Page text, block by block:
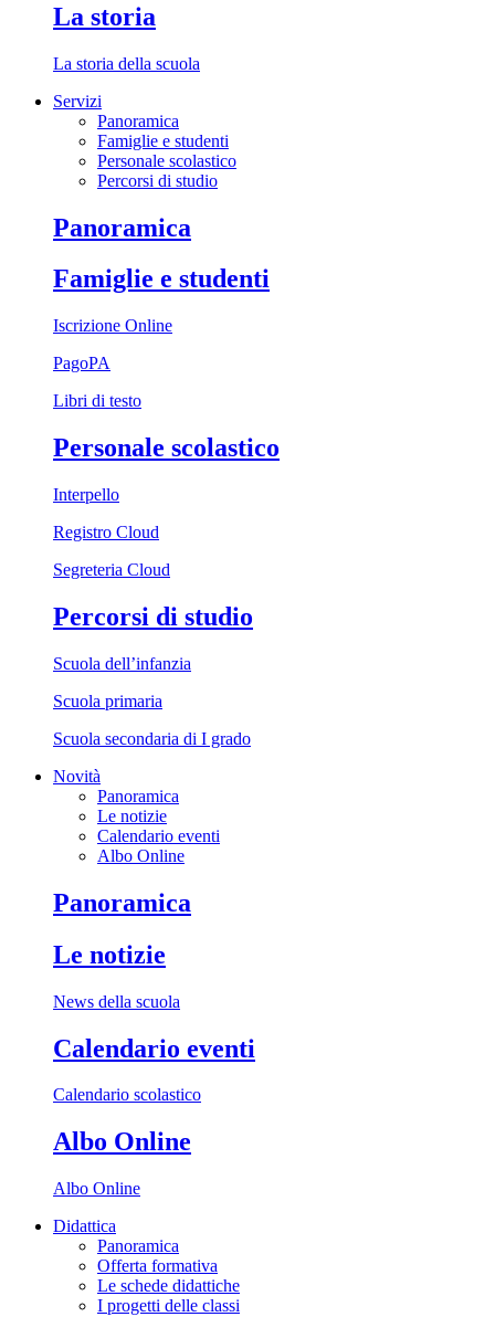
La storia
La storia della scuola
Servizi
Panoramica
Famiglie e studenti
Personale scolastico
Percorsi di studio
Panoramica
Famiglie e studenti
Iscrizione Online
PagoPA
Libri di testo
Personale scolastico
Interpello
Registro Cloud
Segreteria Cloud
Percorsi di studio
Scuola dell’infanzia
Scuola primaria
Scuola secondaria di I grado
Novità
Panoramica
Le notizie
Calendario eventi
Albo Online
Panoramica
Le notizie
News della scuola
Calendario eventi
Calendario scolastico
Albo Online
Albo Online
Didattica
Panoramica
Offerta formativa
Le schede didattiche
I progetti delle classi